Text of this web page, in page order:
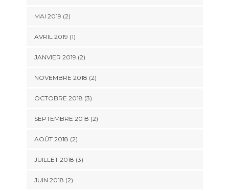
MAI 2019 (2)
AVRIL 2019 (1)
JANVIER 2019 (2)
NOVEMBRE 2018 (2)
OCTOBRE 2018 (3)
SEPTEMBRE 2018 (2)
AOÛT 2018 (2)
JUILLET 2018 (3)
JUIN 2018 (2)